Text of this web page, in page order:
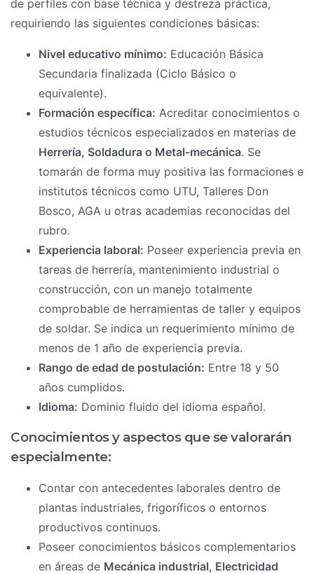
de perfiles con base técnica y destreza práctica,
requiriendo las siguientes condiciones básicas:
Nivel educativo mínimo: Educación Básica
Secundaria finalizada (Ciclo Básico o
equivalente).
Formación específica: Acreditar conocimientos o
estudios técnicos especializados en materias de
Herrería, Soldadura o Metal-mecánica. Se
tomarán de forma muy positiva las formaciones e
institutos técnicos como UTU, Talleres Don
Bosco, AGA u otras academias reconocidas del
rubro.
Experiencia laboral: Poseer experiencia previa en
tareas de herrería, mantenimiento industrial o
construcción, con un manejo totalmente
comprobable de herramientas de taller y equipos
de soldar. Se indica un requerimiento mínimo de
menos de 1 año de experiencia previa.
Rango de edad de postulación: Entre 18 y 50
años cumplidos.
Idioma: Dominio fluido del idioma español.
Conocimientos y aspectos que se valorarán
especialmente:
Contar con antecedentes laborales dentro de
plantas industriales, frigoríficos o entornos
productivos continuos.
Poseer conocimientos básicos complementarios
en áreas de Mecánica industrial, Electricidad